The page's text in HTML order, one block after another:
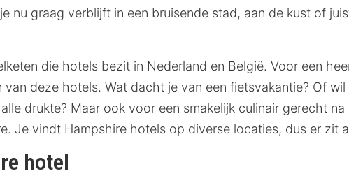
nu graag verblijft in een bruisende stad, aan de kust of
die hotels bezit in Nederland en België. Voor een
deze hotels. Wat dacht je van een fietsvakantie? Of
drukte? Maar ook voor een smakelijk culinair gerecht
Je vindt Hampshire hotels op diverse locaties, dus er zit
hotel